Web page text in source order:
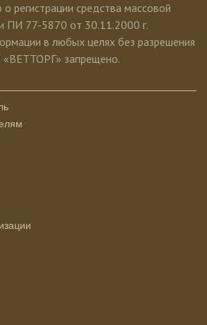
регистрации средства массовой
ПИ 77-5870 от 30.11.2000 г.
в любых целях без разрешения
запрещено.